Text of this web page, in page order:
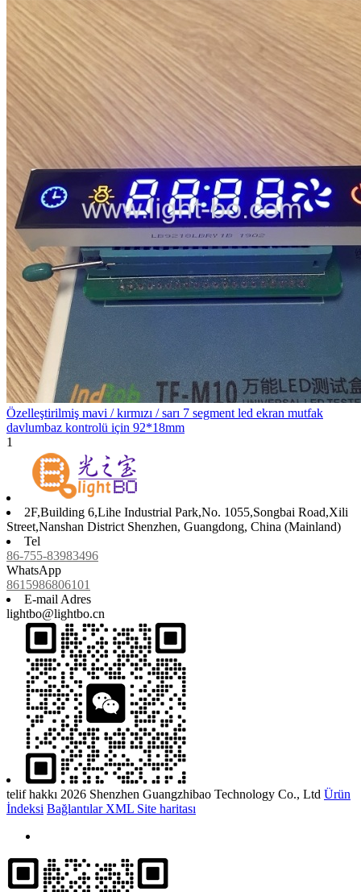
Özelleştirilmiş mavi / kırmızı / sarı 7 segment led ekran mutfak
davlumbaz kontrolü için 92*18mm
1
2F,Building 6,Lihe Industrial Park,No. 1055,Songbai Road,Xili
Street,Nanshan District Shenzhen, Guangdong, China (Mainland)
Tel
86-755-83983496
WhatsApp
8615986806101
E-mail Adres
lightbo@lightbo.cn
telif hakkı 2026 Shenzhen Guangzhibao Technology Co., Ltd Ürün
İndeksi Bağlantılar XML Site haritası